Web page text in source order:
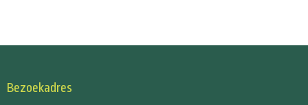
Bezoekadres